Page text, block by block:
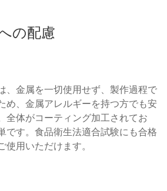
の配慮
、金属を一切使用せず、製作過程で
め、金属アレルギーを持つ方でも安
全体がコーティング加工されてお
です。食品衛生法適合試験にも合格
使用いただけます。